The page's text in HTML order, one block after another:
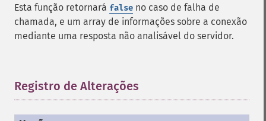
Esta função retornará false no caso de falha de
chamada, e um array de informações sobre a conexão
mediante uma resposta não analisável do servidor.
Registro de Alterações